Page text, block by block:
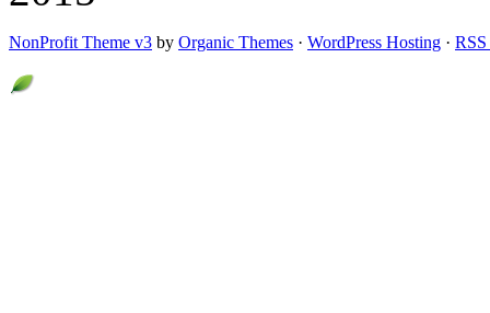
NonProfit Theme v3 by Organic Themes · WordPress Hosting · RSS